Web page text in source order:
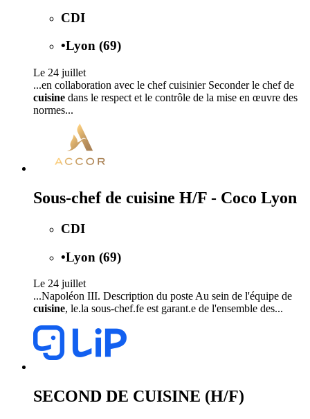
CDI
•Lyon (69)
Le 24 juillet
...en collaboration avec le chef cuisinier Seconder le chef de
cuisine dans le respect et le contrôle de la mise en œuvre des
normes...
Sous-chef de cuisine H/F - Coco Lyon
CDI
•Lyon (69)
Le 24 juillet
...Napoléon III. Description du poste Au sein de l'équipe de
cuisine, le.la sous-chef.fe est garant.e de l'ensemble des...
SECOND DE CUISINE (H/F)